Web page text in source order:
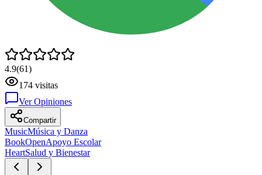
4.9(61)
174 visitas
Ver Opiniones
Compartir
MusicMúsica y Danza
BookOpenApoyo Escolar
HeartSalud y Bienestar